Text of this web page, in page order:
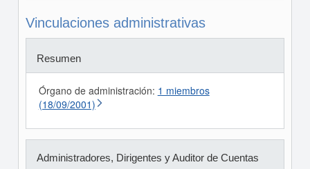
Vinculaciones administrativas
Resumen
Órgano de administración: 1 miembros
(18/09/2001)
Administradores, Dirigentes y Auditor de Cuentas